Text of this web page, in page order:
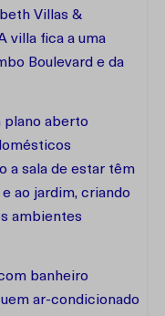
Villas &
villa fica a uma
Boulevard e da
plano aberto
a sala de estar têm
ao jardim, criando
ambientes
banheiro
ar-condicionado